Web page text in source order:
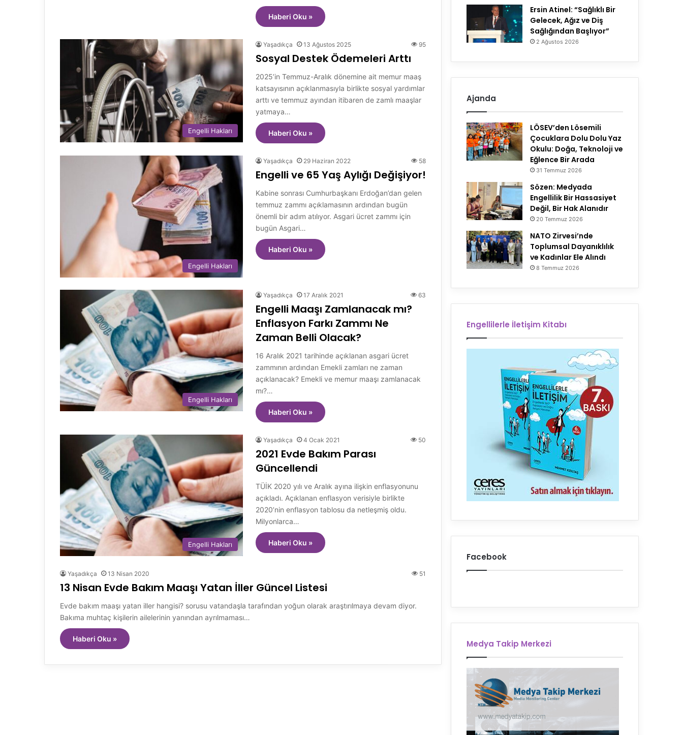
Haberi Oku »
Engelli Hakları
Yaşadıkça 13 Ağustos 2025 95
Sosyal Destek Ödemeleri Arttı
2025’in Temmuz-Aralık dönemine ait memur maaş
katsayısının açıklanmasıyla birlikte sosyal yardımlar
arttı ve temmuz ayından itibaren de zamlı maaşlar
yatmaya…
Haberi Oku »
Engelli Hakları
Yaşadıkça 29 Haziran 2022 58
Engelli ve 65 Yaş Aylığı Değişiyor!
Kabine sonrası Cumhurbaşkanı Erdoğan’dan gelen
temmuz zammı açıklamasının ardından bugün
önemli bir adım atılıyor. Asgari ücret zammı için
bugün Asgari…
Haberi Oku »
Engelli Hakları
Yaşadıkça 17 Aralık 2021 63
Engelli Maaşı Zamlanacak mı?
Enflasyon Farkı Zammı Ne
Zaman Belli Olacak?
16 Aralık 2021 tarihinde açıklanan asgari ücret
zammının ardından Emekli zamları ne zaman
açıklanacak? Emekli ve memur maaşı zamlanacak
mı?…
Haberi Oku »
Engelli Hakları
Yaşadıkça 4 Ocak 2021 50
2021 Evde Bakım Parası
Güncellendi
TÜİK 2020 yılı ve Aralık ayına ilişkin enflasyonunu
açıkladı. Açıklanan enflasyon verisiyle birlikte
2020’nin enflasyon tablosu da netleşmiş oldu.
Milyonlarca…
Haberi Oku »
Yaşadıkça 13 Nisan 2020 51
13 Nisan Evde Bakım Maaşı Yatan İller Güncel Listesi
Evde bakım maaşı yatan iller hangisi? sorusu vatandaşla tarafından yoğun olarak araştırılmaya devam diyor.
Bakıma muhtaç kişilerin ailelerinin yanından ayrılmaması…
Haberi Oku »
Ersin Atinel: “Sağlıklı Bir
Gelecek, Ağız ve Diş
Sağlığından Başlıyor”
2 Ağustos 2026
Ajanda
LÖSEV’den Lösemili
Çocuklara Dolu Dolu Yaz
Okulu: Doğa, Teknoloji ve
Eğlence Bir Arada
31 Temmuz 2026
Sözen: Medyada
Engellilik Bir Hassasiyet
Değil, Bir Hak Alanıdır
20 Temmuz 2026
NATO Zirvesi’nde
Toplumsal Dayanıklılık
ve Kadınlar Ele Alındı
8 Temmuz 2026
Engellilerle İletişim Kitabı
Facebook
Medya Takip Merkezi